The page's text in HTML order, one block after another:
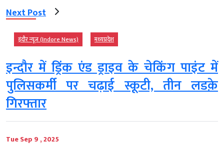
Next Post
इंदौर न्यूज़ (Indore News) मध्‍यप्रदेश
इन्दौर में ड्रिंक एंड ड्राइव के चेकिंग पाइंट में
पुलिसकर्मी पर चढ़ाई स्कूटी, तीन लडक़े
गिरफ्तार
Tue Sep 9 , 2025